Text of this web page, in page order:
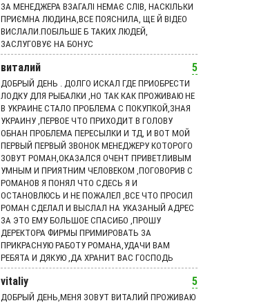
ЗА МЕНЕДЖЕРА ВЗАГАЛІ НЕМАЄ СЛІВ, НАСКІЛЬКИ
ПРИЄМНА ЛЮДИНА,ВСЕ ПОЯСНИЛА, ЩЕ Й ВІДЕО
ВИСЛАЛИ.ПОБІЛЬШЕ Б ТАКИХ ЛЮДЕЙ,
ЗАСЛУГОВУЄ НА БОНУС
виталий 5
ДОБРЫЙ ДЕНЬ . ДОЛГО ИСКАЛ ГДЕ ПРИОБРЕСТИ
ЛОДКУ ДЛЯ РЫБАЛКИ ,НО ТАК КАК ПРОЖИВАЮ НЕ
В УКРАИНЕ СТАЛО ПРОБЛЕМА С ПОКУПКОЙ,ЗНАЯ
УКРАИНУ ,ПЕРВОЕ ЧТО ПРИХОДИТ В ГОЛОВУ
ОБНАН ПРОБЛЕМА ПЕРЕСЫЛКИ И ТД, И ВОТ МОЙ
ПЕРВЫЙ ПЕРВЫЙ ЗВОНОК МЕНЕДЖЕРУ КОТОРОГО
ЗОВУТ РОМАН,ОКАЗАЛСЯ ОЧЕНТ ПРИВЕТЛИВЫМ
УМНЫМ И ПРИЯТНИМ ЧЕЛОВЕКОМ ,ПОГОВОРИВ С
РОМАНОВ Я ПОНЯЛ ЧТО СДЕСЬ Я И
ОСТАНОВЛЮСЬ И НЕ ПОЖАЛЕЛ ,ВСЕ ЧТО ПРОСИЛ
РОМАН СДЕЛАЛ И ВЫСЛАЛ НА УКАЗАНЫЙ АДРЕС
ЗА ЭТО ЕМУ БОЛЬШОЕ СПАСИБО ,ПРОШУ
ДЕРЕКТОРА ФИРМЫ ПРИМИРОВАТЬ ЗА
ПРИКРАСНУЮ РАБОТУ РОМАНА,УДАЧИ ВАМ
РЕБЯТА И ДЯКУЮ ,ДА ХРАНИТ ВАС ГОСПОДЬ
vitaliy 5
ДОБРЫЙ ДЕНЬ,МЕНЯ ЗОВУТ ВИТАЛИЙ ПРОЖИВАЮ